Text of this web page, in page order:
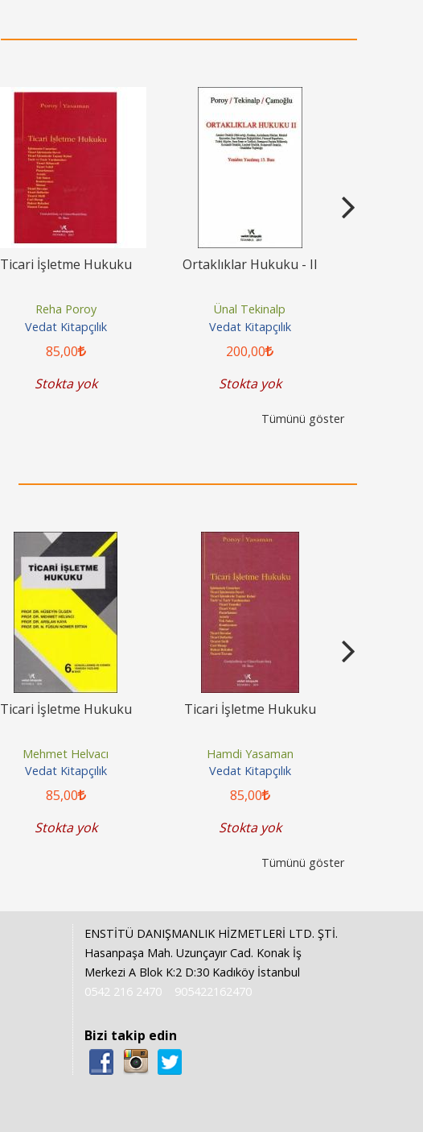
Ticari İşletme Hukuku
Reha Poroy
Vedat Kitapçılık
85,00
Stokta yok
Ortaklıklar Hukuku - II
Ünal Tekinalp
Vedat Kitapçılık
200,00
Stokta yok
Tümünü göster
Ticari İşletme Hukuku
Mehmet Helvacı
Vedat Kitapçılık
85,00
Stokta yok
Ticari İşletme Hukuku
Hamdi Yasaman
Vedat Kitapçılık
85,00
Stokta yok
Tümünü göster
ENSTİTÜ DANIŞMANLIK HİZMETLERİ LTD. ŞTİ.
Hasanpaşa Mah. Uzunçayır Cad. Konak İş
Merkezi A Blok K:2 D:30 Kadıköy İstanbul
0542 216 2470
905422162470
Bizi takip edin